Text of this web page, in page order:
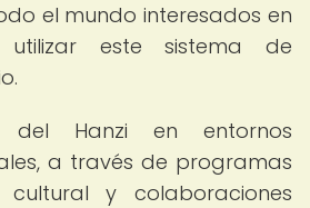
el mundo interesados en
este sistema de
del Hanzi en entornos
a través de programas
y colaboraciones